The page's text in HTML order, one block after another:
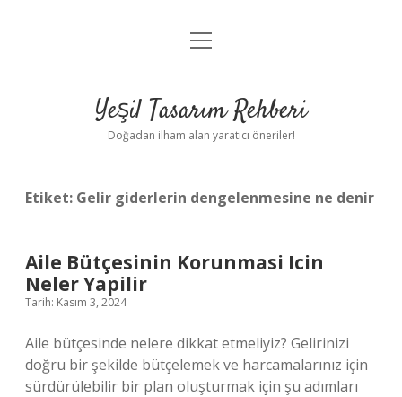
Anasayfa
Yasal Uyarı
menüyü
Yeşil Tasarım Rehberi
Doğadan ilham alan yaratıcı öneriler!
Etiket: Gelir giderlerin dengelenmesine ne denir
Aile Bütçesinin Korunmasi Icin
Neler Yapilir
Tarih: Kasım 3, 2024
Aile bütçesinde nelere dikkat etmeliyiz? Gelirinizi
doğru bir şekilde bütçelemek ve harcamalarınız için
sürdürülebilir bir plan oluşturmak için şu adımları